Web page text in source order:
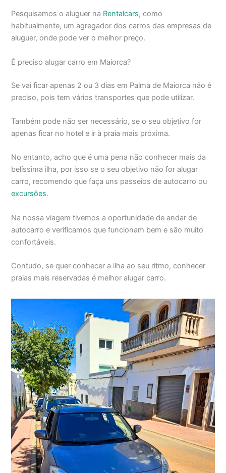
Pesquisamos o aluguer na Rentalcars, como
habitualmente, um agregador dos carros das empresas de
aluguer, onde pode ver o melhor preço.
É preciso alugar carro em Maiorca?
Se vai ficar apenas 2 ou 3 dias em Palma de Maiorca não é
preciso, pois tem vários transportes que pode utilizar.
Também pode não ser necessário, se o seu objetivo for
apenas ficar no hotel e ir à praia mais próxima.
No entanto, acho que é uma pena não conhecer mais da
belíssima ilha, por isso se o seu objetivo não for alugar
carro, recomendo que faça uns passeios de autocarro ou
excursões.
Na nossa viagem tivemos a oportunidade de andar de
autocarro e verificamos que funcionam bem e são muito
confortáveis.
Contudo, se quer conhecer a ilha ao seu ritmo, conhecer
praias mais reservadas é melhor alugar carro.